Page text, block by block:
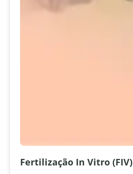
Fertilização In Vitro (FIV)